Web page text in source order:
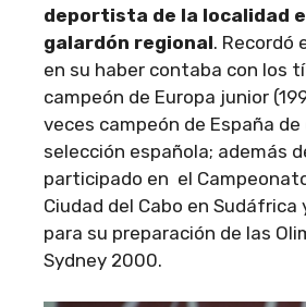
deportista de la localidad
galardón regional. Recordó
en su haber contaba con los
campeón de Europa junior
veces campeón de España de
selección española; además
participado en el
Ciudad del Cabo en
para su preparación de las
Sydney 2000.